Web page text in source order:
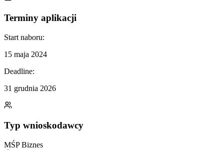
Terminy aplikacji
Start naboru:
15 maja 2024
Deadline:
31 grudnia 2026
Typ wnioskodawcy
MŚPBiznes